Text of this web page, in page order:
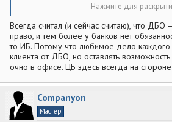
отрицательных эмоций.
Предлагаю здесь собрать ссылки на
акты по ДБО, которыми руководствуется
банков.
Нажмите для
Всегда считал (и сейчас считаю), что ДБО
право, и тем более у банков нет
то ИБ. Потому что любимое дело каждого
клиента от ДБО, но оставлять
очно в офисе. ЦБ здесь всегда на стороне
Companyon
Мастер